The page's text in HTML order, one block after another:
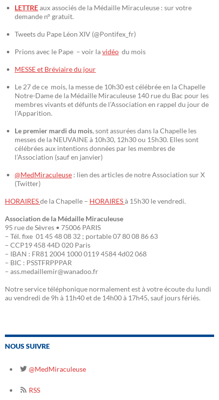
LETTREaux associés de la Médaille Miraculeuse : sur votre
demande n° gratuit.
Tweets du Pape Léon XIV (@Pontifex_fr)
Prions avec le Pape – voir lavidéo du mois
MESSE et Bréviaire du jour
Le 27 de ce mois, la messe de 10h30 est célébrée en la Chapelle
Notre-Dame de la Médaille Miraculeuse 140 rue du Bac pour les
membres vivants et défunts de l’Association en rappel du jour de
l’Apparition.
Le premier mardi du mois, sont assurées dans la Chapelle les
messes de la NEUVAINE à 10h30, 12h30 ou 15h30. Elles sont
célébrées aux intentions données par les membres de
l’Association (sauf en janvier)
@MedMiraculeuse : lien des articles de notre Association sur X
(Twitter)
HORAIRESde la Chapelle – HORAIRESà 15h30 le vendredi.
Association de la Médaille Miraculeuse
95 rue de Sèvres • 75006 PARIS
– Tél. fixe 01 45 48 08 32 ; portable 07 80 08 86 63
– CCP19 458 44D 020 Paris
– IBAN : FR81 2004 1000 0119 4584 4d02 068
– BIC : PSSTFRPPPAR
– ass.medaillemir@wanadoo.fr
Notre service téléphonique normalement est à votre écoute du lundi
au vendredi de 9h à 11h40 et de 14h00 à 17h45, sauf jours fériés.
NOUS SUIVRE
@MedMiraculeuse
RSS